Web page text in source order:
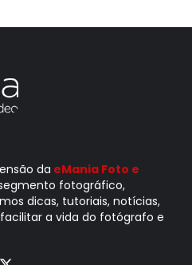
da eMania Foto e
fotográfico,
dicas, tutoriais, notícias,
a vida do fotógrafo e